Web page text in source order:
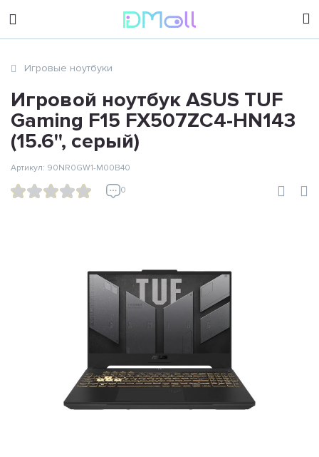
sales@dimoll.ru
Игровые ноутбуки
Игровой ноутбук ASUS TUF
Gaming F15 FX507ZC4-HN143
(15.6'', серый)
0
Артикул: 90NR0GW1-M00B40